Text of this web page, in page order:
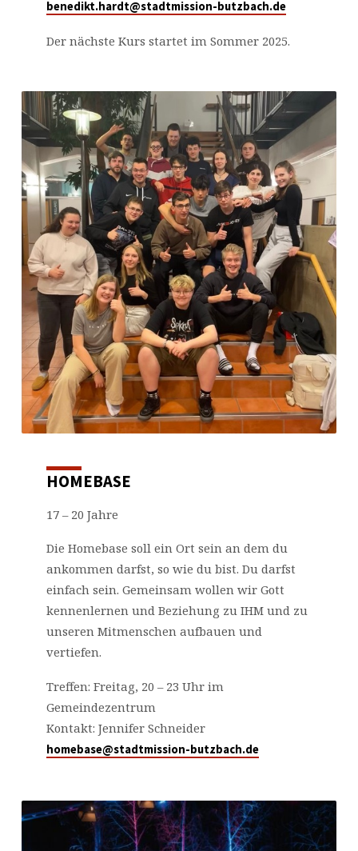
benedikt.hardt@stadtmission-butzbach.de
Der nächste Kurs startet im Sommer 2025.
HOMEBASE
17 – 20 Jahre
Die Homebase soll ein Ort sein an dem du
ankommen darfst, so wie du bist. Du darfst
einfach sein. Gemeinsam wollen wir Gott
kennenlernen und Beziehung zu IHM und zu
unseren Mitmenschen aufbauen und
vertiefen.
Treffen: Freitag, 20 – 23 Uhr im
Gemeindezentrum
Kontakt: Jennifer Schneider
homebase@stadtmission-butzbach.de